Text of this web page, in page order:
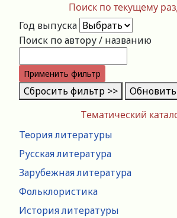
Тематический
Теория литературы
Русская литература
Зарубежная литература
Фольклористика
История литературы
Поиск по текущему
Год выпуска
Поиск по автору / названию
Применить фильтр
Сбросить фильтр >>